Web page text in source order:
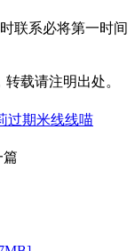
联系必将第一时间
转载请注明出处。
过期米线线喵
篇